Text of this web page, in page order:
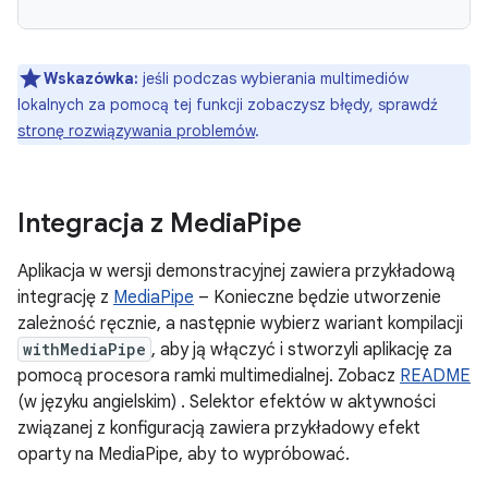
Wskazówka: jeśli podczas wybierania multimediów
lokalnych za pomocą tej funkcji zobaczysz błędy, sprawdź
stronę rozwiązywania problemów.
Integracja z MediaPipe
Aplikacja w wersji demonstracyjnej zawiera przykładową
integrację z MediaPipe – Konieczne będzie utworzenie
zależność ręcznie, a następnie wybierz wariant kompilacji
withMediaPipe , aby ją włączyć i stworzyli aplikację za
pomocą procesora ramki multimedialnej. Zobacz README
(w języku angielskim) . Selektor efektów w aktywności
związanej z konfiguracją zawiera przykładowy efekt
oparty na MediaPipe, aby to wypróbować.